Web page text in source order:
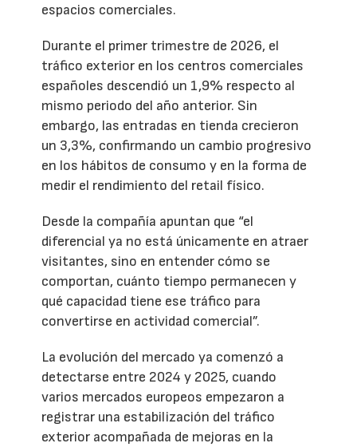
espacios comerciales.
Durante el primer trimestre de 2026, el
tráfico exterior en los centros comerciales
españoles descendió un 1,9% respecto al
mismo periodo del año anterior. Sin
embargo, las entradas en tienda crecieron
un 3,3%, confirmando un cambio progresivo
en los hábitos de consumo y en la forma de
medir el rendimiento del retail físico.
Desde la compañía apuntan que “el
diferencial ya no está únicamente en atraer
visitantes, sino en entender cómo se
comportan, cuánto tiempo permanecen y
qué capacidad tiene ese tráfico para
convertirse en actividad comercial”.
La evolución del mercado ya comenzó a
detectarse entre 2024 y 2025, cuando
varios mercados europeos empezaron a
registrar una estabilización del tráfico
exterior acompañada de mejoras en la